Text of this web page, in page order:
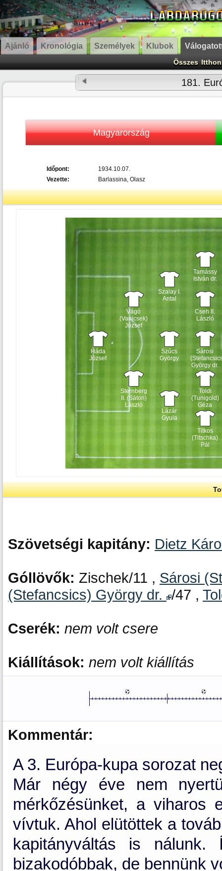
Ajánló Kronológia Személyek Klubok
Összes Itthon
181.
Magyarország
Időpont:
1934.10.07.
Vezette:
Barlassina, Olasz
Háda
József
Vágó
(Vanicsek)
József
Sternberg
II. (Sátori)
László
Szalay I.
Antal
Szűcs
György
Lázár
Gyula
Tamássy
István dr.
Cseh II.
László
Sárosi
György dr.
Toldi
(Tunigold)
Géza
Titkos
(Titschka)
Pál
Szövetségi kapitány: Dietz
Góllövők: Zischek/11 , Sárosi
(Stefancsics) György dr.
/47 ,
Cserék: nem volt csere
Kiállítások: nem volt kiállítás
Kommentár:
A 3. Európa-kupa sorozat
Már négy éve nem
mérkőzésünket, a viharos
vívtuk. Ahol elütöttek a
kapitányváltás is
bizakodóbbak, de bennünk